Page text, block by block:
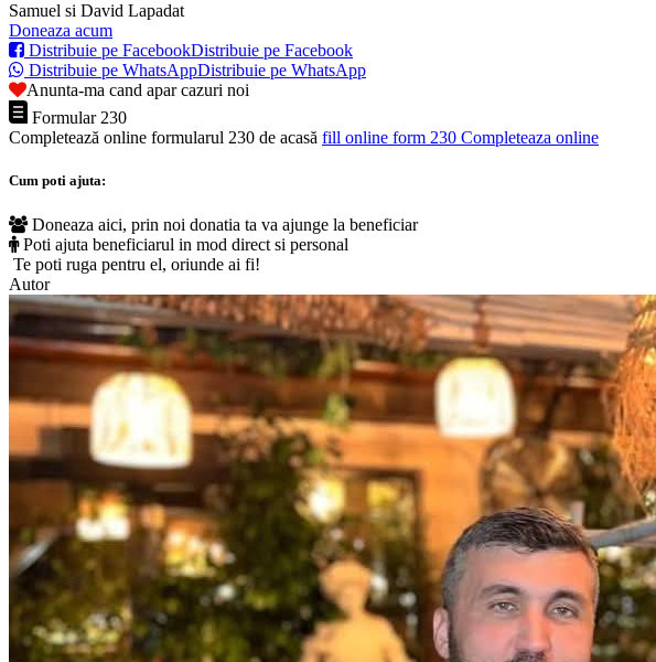
Samuel si David Lapadat
Doneaza acum
Distribuie pe FacebookDistribuie pe Facebook
Distribuie pe WhatsAppDistribuie pe WhatsApp
Anunta-ma cand apar cazuri noi
Formular 230
Completează online formularul 230 de acasă fill online form 230 Completeaza online
Cum poti ajuta:
Doneaza aici, prin noi donatia ta va ajunge la beneficiar
Poti ajuta beneficiarul in mod direct si personal
Te poti ruga pentru el, oriunde ai fi!
Autor